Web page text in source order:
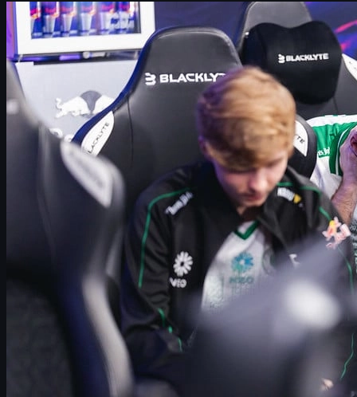
Falcons i CS2 – mye hype, for lite balanse?
Hva betyr egentlig "one more star"-memet?
Falcons-prosjektet i esport
En ubalansert Falcons-roster
NiKo, kyousuke og TeSeS – rollekræsj i praksis
Tallene som avslører Falcons\' problemer
Hvorfor Jimpphat er den logiske løsningen
Slik vil Jimpphat endre Falcons sin spillestil
Kan Falcons virkelig utfordre Vitality?
CS2 skins, økonomi og hvordan uuskins.com passer
Fremtiden for Falcons i Counter-Strike 2
Falcons i CS2 – mye hype, for lite balanse?
Team Falcons har raskt blitt et av de mest omtalte lagene i
. Med store investeringer, superstjerner på
lønningslista og ambisjoner om å dominere alle spill de går inn i,
er forventningene skyhøye. Likevel sitter mange igjen med
samme følelse: noe mangler.
Memet om at Falcons bare trenger
"one more star"
går igjen i
communityet. Det er ment som en spøk, men som ofte i CS-
scenen, ligger det et snev av sannhet bak ironien. Skal Falcons
faktisk bli en stabil trofé-kandidat, kan én riktig spiller – og riktige
roller rundt ham – være det som tipper laget fra lovende til virkelig